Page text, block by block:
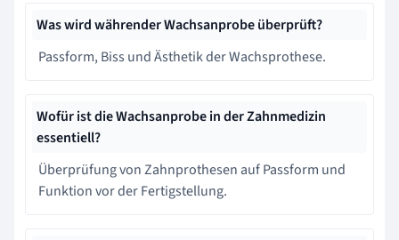
Was wird währender Wachsanprobe überprüft?
Passform, Biss und Ästhetik der Wachsprothese.
Wofür ist die Wachsanprobe in der Zahnmedizin
essentiell?
Überprüfung von Zahnprothesen auf Passform und
Funktion vor der Fertigstellung.